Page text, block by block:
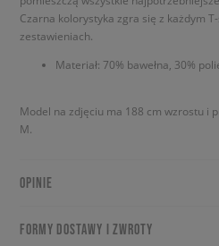
Czarna kolorystyka zgra się z każdym
zestawieniach.
Materiał: 70% bawełna, 30%
Model na zdjęciu ma 188 cm wzrostu i
M.
OPINIE
FORMY DOSTAWY I ZWROTY